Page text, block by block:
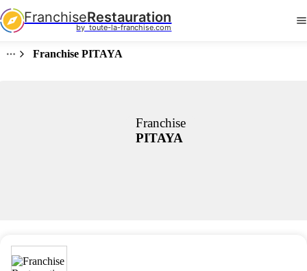
FranchiseRestauration
by  toute-la-franchise.com
Franchise PITAYA
Franchise
PITAYA